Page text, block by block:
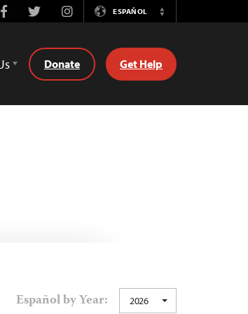
FacebookTwitterInstagramESPAÑOL
Switch
Donate Get Help
Español by Year: 2026